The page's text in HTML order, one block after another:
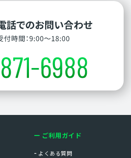
ご利用ガイド
よくある質問